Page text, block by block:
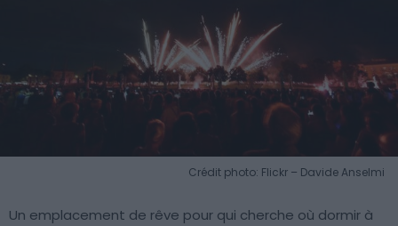
Crédit photo: Flickr – Davide Anselmi
Un emplacement de rêve pour qui cherche où dormir à